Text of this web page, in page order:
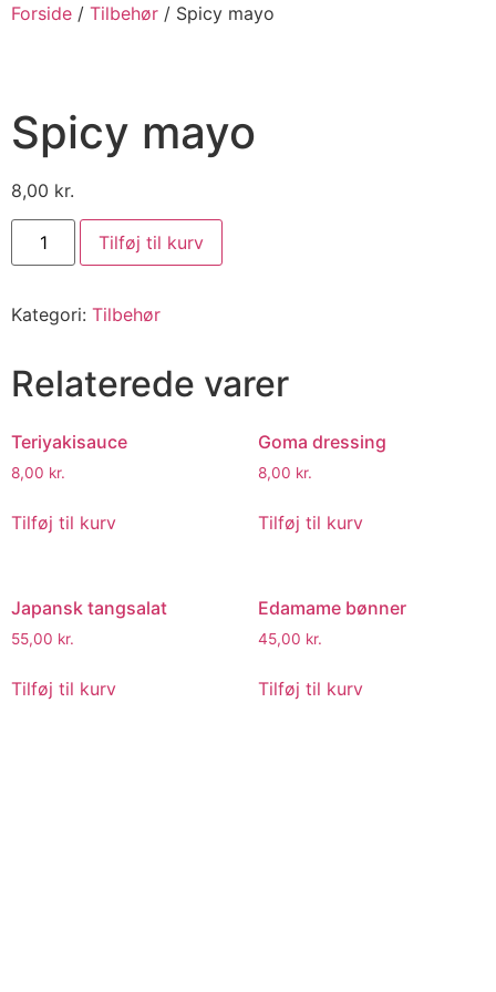
Forside / Tilbehør / Spicy mayo
Spicy mayo
8,00 kr.
Tilføj til kurv
Kategori: Tilbehør
Relaterede varer
Teriyakisauce
8,00 kr.
Tilføj til kurv
Goma dressing
8,00 kr.
Tilføj til kurv
Japansk tangsalat
55,00 kr.
Tilføj til kurv
Edamame bønner
45,00 kr.
Tilføj til kurv